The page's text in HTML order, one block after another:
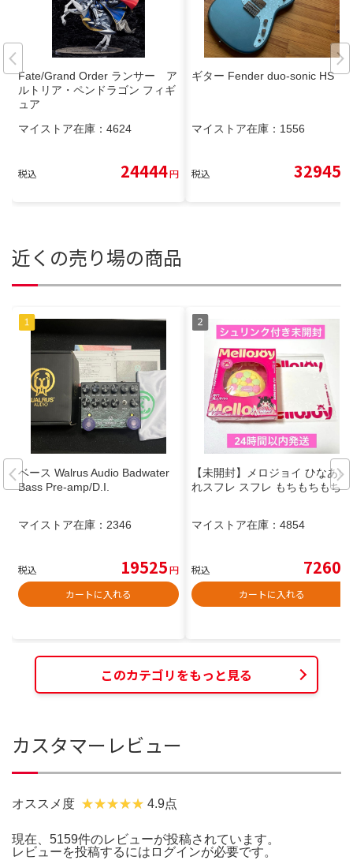
Fate/Grand Order ランサー ア
ルトリア・ペンドラゴン フィギ
ュア
マイストア在庫： 4624
税込 24444円
ギター Fender duo-sonic HS
マイストア在庫： 1556
税込 32945
近くの売り場の商品
ベース Walrus Audio Badwater
Bass Pre-amp/D.I.
マイストア在庫： 2346
税込 19525円
カートに入れる
【未開封】メロジョイ ひなあら
れスフレ スフレ もちもちもち
マイストア在庫： 4854
税込 7260
カートに入れる
このカテゴリをもっと見る
カスタマーレビュー
オススメ度 4.9点
現在、5159件のレビューが投稿されています。
レビューを投稿するには ログインが必要です。